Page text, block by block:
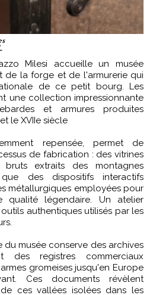
de la forge et de l'armurerie qui
de ce petit bourg. Les
une collection impressionnante
et armures produites
le XVIIe siècle
repensée, permet de
de fabrication : des vitrines
bruts extraits des montagnes
des dispositifs interactifs
métallurgiques employées pour
qualité légendaire. Un atelier
authentiques utilisés par les
musée conserve des archives
des registres commerciaux
gromeises jusqu'en Europe
Ces documents révèlent
ces vallées isolées dans les